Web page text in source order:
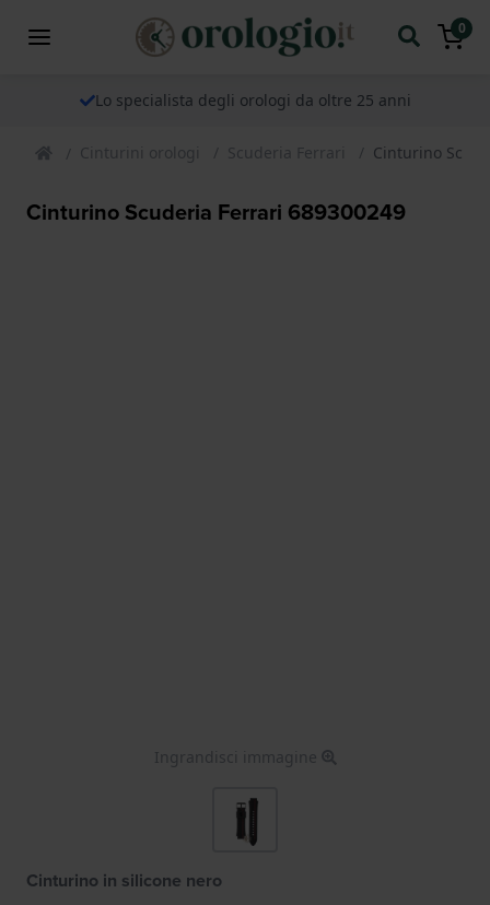
0
Lo specialista degli orologi da oltre 25 anni
Cinturini orologi Scuderia Ferrari Cinturino
Cinturino Scuderia Ferrari 689300249
Ingrandisci immagine
Cinturino in silicone nero